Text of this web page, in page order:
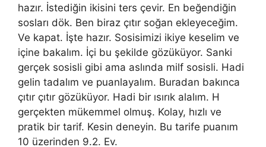
hazır. İstediğin ikisini ters çevir. En beğendiğin
sosları dök. Ben biraz çıtır soğan ekleyeceğim.
Ve kapat. İşte hazır. Sosisimizi ikiye keselim ve
içine bakalım. İçi bu şekilde gözüküyor. Sanki
gerçek sosisli gibi ama aslında milf sosisli. Hadi
gelin tadalım ve puanlayalım. Buradan bakınca
çıtır çıtır gözüküyor. Hadi bir ısırık alalım. H
gerçekten mükemmel olmuş. Kolay, hızlı ve
pratik bir tarif. Kesin deneyin. Bu tarife puanım
10 üzerinden 9.2. Ev.